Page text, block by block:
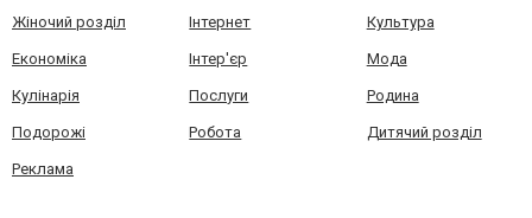
Жіночий розділ Інтернет Культура
Економіка Інтер'єр Мода
Кулінарія Послуги Родина
Подорожі Робота Дитячий розділ
Реклама